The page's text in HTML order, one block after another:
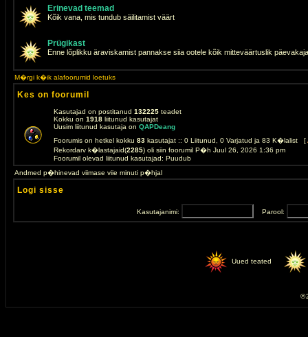
Erinevad teemad
Kõik vana, mis tundub säilitamist väärt
Prügikast
Enne lõplikku äraviskamist pannakse siia ootele kõik mitteväärtuslik
M�rgi k�ik alafoorumid loetuks
Kes on foorumil
Kasutajad on postitanud 132225 teadet
Kokku on 1918 liitunud kasutajat
Uusim liitunud kasutaja on QAPDeang
Foorumis on hetkel kokku 83 kasutajat :: 0 Liitunud, 0 Varjatud ja 83 K�lalist [
Rekordarv k�lastajaid(2285) oli siin foorumil P�h Juul 26, 2026 1:36 pm
Foorumil olevad liitunud kasutajad: Puudub
Andmed p�hinevad viimase viie minuti p�hjal
Logi sisse
Kasutajanimi: Parool:
Uued teated
©